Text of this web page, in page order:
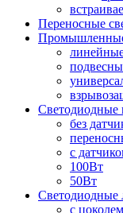
Переносные
Светодиодные
без
с
100Вт
50Вт
Светодиодные
с